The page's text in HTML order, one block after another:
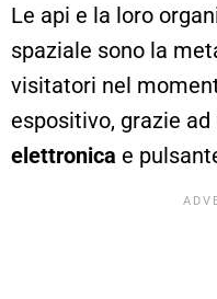
Le api e la loro
spaziale sono la
visitatori nel
espositivo, grazie ad
elettronica e